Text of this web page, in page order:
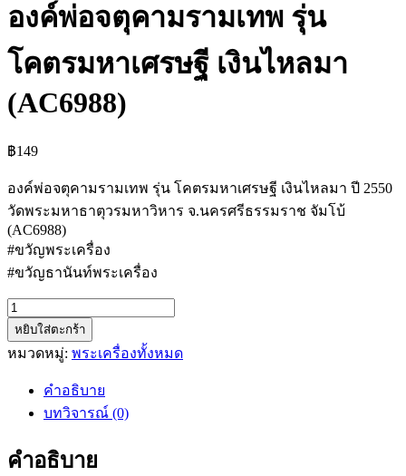
องค์พ่อจตุคามรามเทพ รุ่น
โคตรมหาเศรษฐี เงินไหลมา
(AC6988)
฿149
องค์พ่อจตุคามรามเทพ รุ่น โคตรมหาเศรษฐี เงินไหลมา ปี 2550
วัดพระมหาธาตุวรมหาวิหาร จ.นครศรีธรรมราช จัมโบ้
(AC6988)
#ขวัญพระเครื่อง
#ขวัญธานันท์พระเครื่อง
จำนวน
องค์
พ่อ
รุ่น
หยิบใส่ตะกร้า
หมวดหมู่: พระเครื่องทั้งหมด
คำอธิบาย
บทวิจารณ์ (0)
คำอธิบาย